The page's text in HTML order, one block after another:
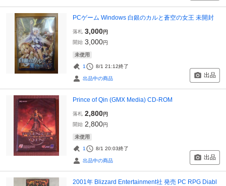
PCゲーム Windows 白銀のカルと蒼空の女王 未開封
落札 3,000円
開始 3,000円
未使用
1 8/1 21:12終了
出品中の商品 出品
Prince of Qin (GMX Media) CD-ROM
落札 2,800円
開始 2,800円
未使用
1 8/1 20:03終了
出品中の商品 出品
2001年 Blizzard Entertainment社 発売 PC RPG Diabl